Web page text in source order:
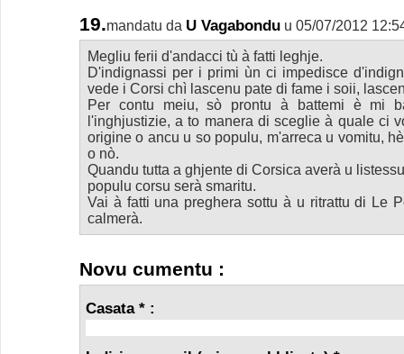
19.mandatu da U Vagabondu u 05/07/2012
Megliu ferii d'andacci tù à fatti leghje.
D'indignassi per i primi ùn ci impedisce
vede i Corsi chì lascenu pate di fame i soii,
Per contu meiu, sò prontu à battemi è mi
l'inghjustizie, a to manera di sceglie à quale ci
origine o ancu u so populu, m'arreca u vomitu,
o nò.
Quandu tutta a ghjente di Corsica averà u
populu corsu serà smaritu.
Vai à fatti una preghera sottu à u ritrattu di Le
calmerà.
Novu cumentu :
Casata * :